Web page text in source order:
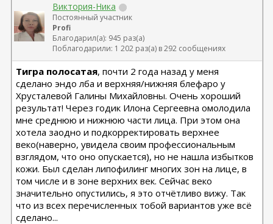
Виктория-Ника
Постоянный участник
Profi
Благодарил(а): 945 раз(а)
Поблагодарили: 1 202 раз(а) в 292 сообщениях
Тигра полосатая, почти 2 года назад у меня
сделано эндо лба и верхняя/нижняя блефаро у
Хрусталевой Галины Михайловны. Очень хороший
результат! Через годик Илона Сергеевна омолодила
мне среднюю и нижнюю части лица. При этом она
хотела заодно и подкорректировать верхнее
веко(наверно, увидела своим профессиональным
взглядом, что оно опускается), но не нашла избытков
кожи. Был сделан липофилинг многих зон на лице, в
том числе и в зоне верхних век. Сейчас веко
значительно опустились, я это отчётливо вижу. Так
что из всех перечисленных тобой вариантов уже всё
сделано...